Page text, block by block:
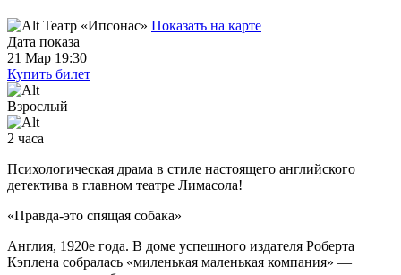
Театр «Ипсонас» Показать на карте
Дата показа
21 Мар 19:30
Купить билет
Взрослый
2 часа
Психологическая драма в стиле настоящего английского
детектива в главном театре Лимасола!
«Правда-это спящая собака»
Англия, 1920е года. В доме успешного издателя Роберта
Кэплена собралась «миленькая маленькая компания» —